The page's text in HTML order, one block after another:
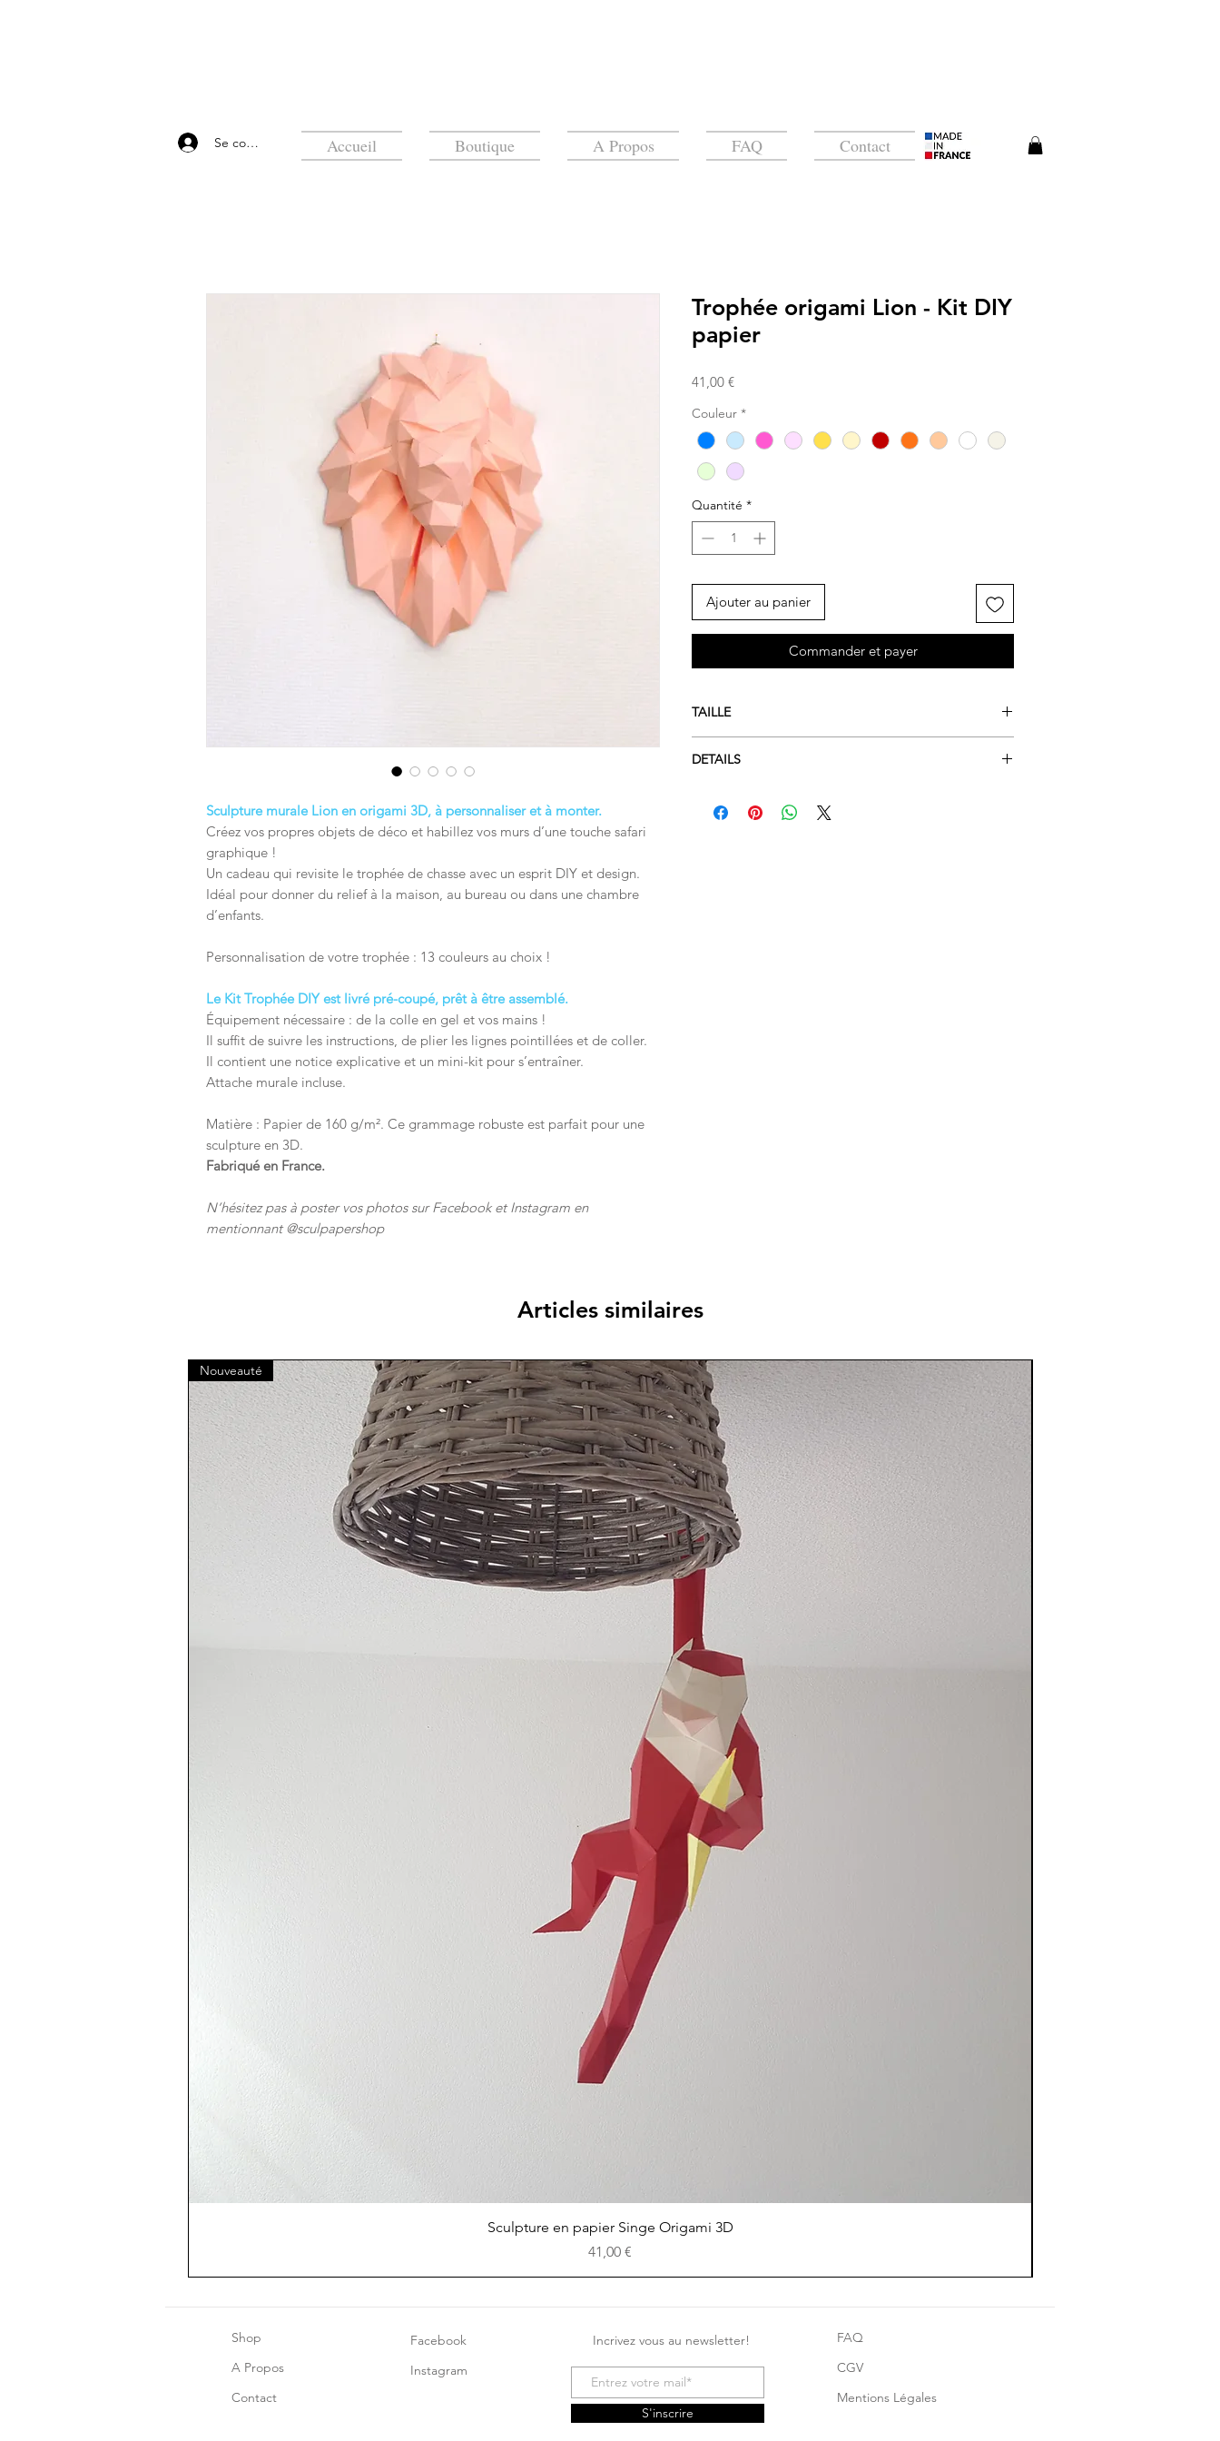
Se connecter Accueil Boutique A Propos FAQ Contact
Sculpture murale Lion en origami 3D, à personnaliser et à monter.
Créez vos propres objets de déco et habillez vos murs d’une touche safari
graphique !
Un cadeau qui revisite le trophée de chasse avec un esprit DIY et design.
Idéal pour donner du relief à la maison, au bureau ou dans une chambre
d’enfants.
Personnalisation de votre trophée : 13 couleurs au choix !
Le Kit Trophée DIY est livré pré-coupé, prêt à être assemblé.
Équipement nécessaire : de la colle en gel et vos mains !
Il suffit de suivre les instructions, de plier les lignes pointillées et de coller.
Il contient une notice explicative et un mini-kit pour s’entraîner.
Attache murale incluse.
Matière : Papier de 160 g/m². Ce grammage robuste est parfait pour une
sculpture en 3D.
Fabriqué en France.
N’hésitez pas à poster vos photos sur Facebook et Instagram en
mentionnant @sculpapershop
Trophée origami Lion - Kit DIY
papier
41,00 €Prix
Couleur *
Quantité *
Ajouter au panier
Commander et payer
TAILLE
Largeur : 34 cm
DETAILS
Temps de montage : 3h.
Articles similaires
Aperçu rapide
Nouveauté
Sculpture en papier Singe Origami 3D
Prix
41,00 €
Shop
A Propos
Contact
Facebook
Instagram
Incrivez vous au newsletter!
S'inscrire
FAQ
CGV
Mentions Légales